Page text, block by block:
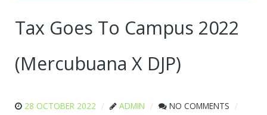
Tax Goes To Campus 2022
(Mercubuana X DJP)
28 OCTOBER 2022 ADMIN
NO COMMENTS